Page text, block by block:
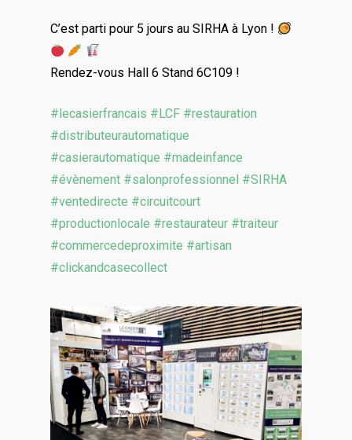
C’est parti pour 5 jours au SIRHA à Lyon !
Rendez-vous Hall 6 Stand 6C109 !
#lecasierfrancais #LCF #restauration
#distributeurautomatique
#casierautomatique #madeinfance
#évènement #salonprofessionnel #SIRHA
#ventedirecte #circuitcourt
#productionlocale #restaurateur #traiteur
#commercedeproximite #artisan
#clickandcasecollect